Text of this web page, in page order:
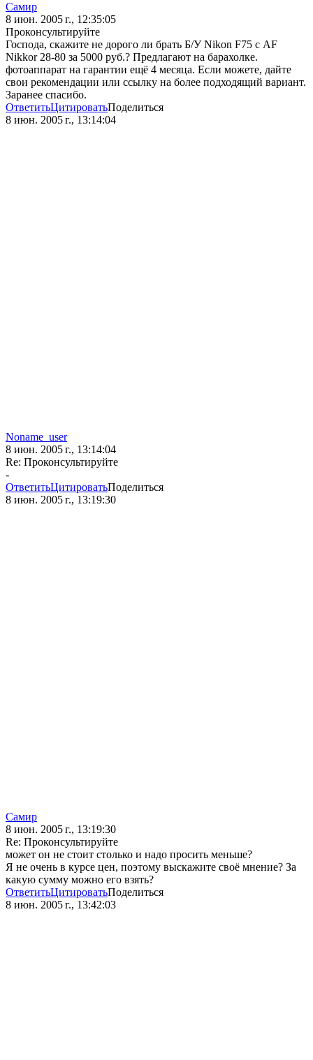
Самир
8 июн. 2005 г., 12:35:05
Проконсультируйте
Господа, скажите не дорого ли брать Б/У Nikon F75 с AF
Nikkor 28-80 за 5000 руб.? Предлагают на барахолке.
фотоаппарат на гарантии ещё 4 месяца. Если можете, дайте
свои рекомендации или ссылку на более подходящий вариант.
Заранее спасибо.
ОтветитьЦитироватьПоделиться
8 июн. 2005 г., 13:14:04
Noname_user
8 июн. 2005 г., 13:14:04
Re: Проконсультируйте
-
ОтветитьЦитироватьПоделиться
8 июн. 2005 г., 13:19:30
Самир
8 июн. 2005 г., 13:19:30
Re: Проконсультируйте
может он не стоит столько и надо просить меньше?
Я не очень в курсе цен, поэтому выскажите своё мнение? За
какую сумму можно его взять?
ОтветитьЦитироватьПоделиться
8 июн. 2005 г., 13:42:03